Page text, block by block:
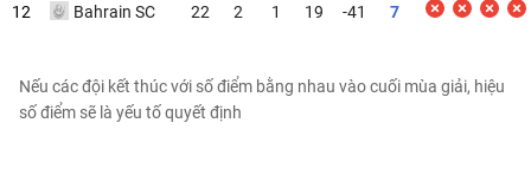
12 Bahrain SC 22 2 1 19 -41 7
Nếu các đội kết thúc với số điểm bằng nhau vào cuối mùa giải, hiệu
số điểm sẽ là yếu tố quyết định